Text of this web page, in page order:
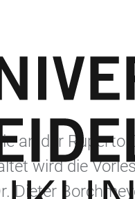
an der Ruperto
wird die
Dieter